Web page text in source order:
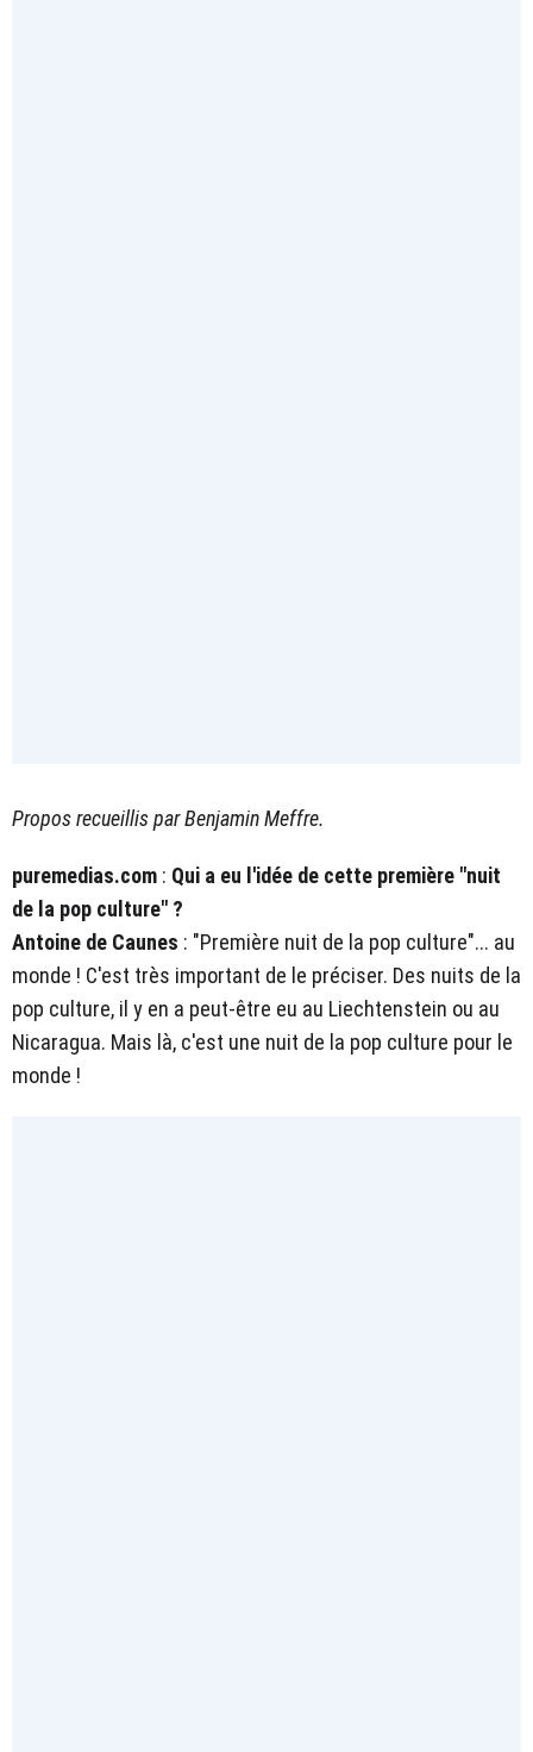
Propos recueillis par Benjamin Meffre.
puremedias.com : Qui a eu l'idée de cette première "nuit
de la pop culture" ?
Antoine de Caunes : "Première nuit de la pop culture"... au
monde ! C'est très important de le préciser. Des nuits de la
pop culture, il y en a peut-être eu au Liechtenstein ou au
Nicaragua. Mais là, c'est une nuit de la pop culture pour le
monde !